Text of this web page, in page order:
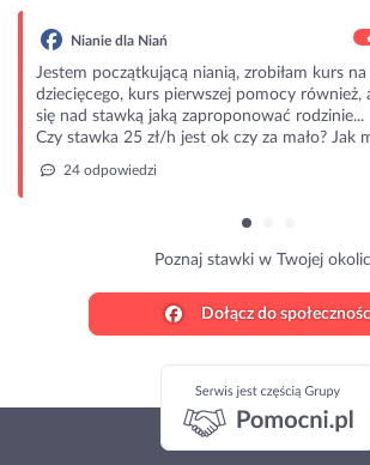
Nianie dla Niań
Jestem początkującą nianią, zrobiłam kurs
dziecięcego, kurs pierwszej pomocy również,
się nad stawką jaką zaproponować rodzinie...
Czy stawka 25 zł/h jest ok czy za mało? Jak
24 odpowiedzi
Poznaj stawki w Twojej
Dołącz do